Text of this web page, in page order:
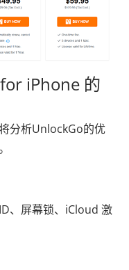
iPhone 的
分析UnlockGo的优
、屏幕锁、iCloud 激